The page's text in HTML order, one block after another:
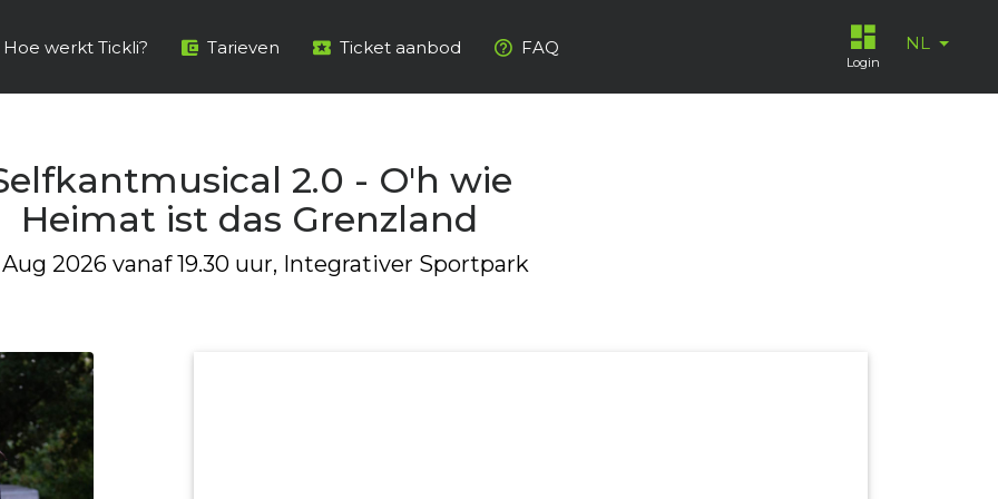
Login
NL
Hoe werkt Tickli? Tarieven Ticket aanbod FAQ
2.0 - O'h wie
Heimat ist das Grenzland
2026 vanaf 19.30 uur, Integrativer Sportpark